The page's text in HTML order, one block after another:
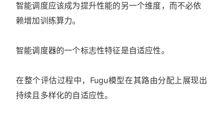
智能调度应该成为提升性能的另一个维度，而不必依
赖增加训练算力。
智能调度器的一个标志性特征是自适应性。
在整个评估过程中，Fugu模型在其路由分配上展现出
持续且多样化的自适应性。